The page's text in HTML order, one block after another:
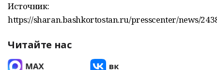
Источник:
https://sharan.bashkortostan.ru/presscenter/news/
Читайте нас